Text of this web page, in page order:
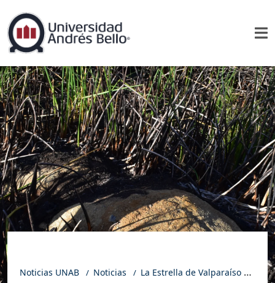
Noticias UNAB Noticias La Estrella de Valparaíso | Geólogas viñamarinas hallaron nuevo moái en Rapa Nui